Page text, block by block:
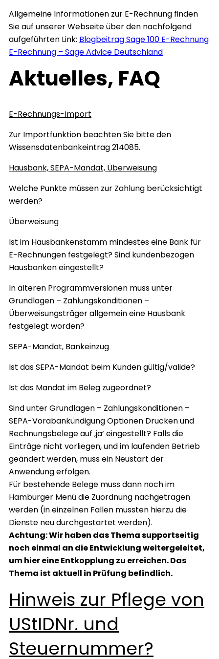
Allgemeine Informationen zur E-Rechnung finden
Sie auf unserer Webseite über den nachfolgend
aufgeführten Link: Blogbeitrag Sage 100 E-Rechnung
E-Rechnung – Sage Advice Deutschland
Aktuelles, FAQ
E-Rechnungs-Import
Zur Importfunktion beachten Sie bitte den
Wissensdatenbankeintrag 214085.
Hausbank, SEPA-Mandat, Überweisung
Welche Punkte müssen zur Zahlung berücksichtigt
werden?
Überweisung
Ist im Hausbankenstamm mindestes eine Bank für
E-Rechnungen festgelegt? Sind kundenbezogen
Hausbanken eingestellt?
In älteren Programmversionen muss unter
Grundlagen – Zahlungskonditionen –
Überweisungsträger allgemein eine Hausbank
festgelegt worden?
SEPA-Mandat, Bankeinzug
Ist das SEPA-Mandat beim Kunden gültig/valide?
Ist das Mandat im Beleg zugeordnet?
Sind unter Grundlagen – Zahlungskonditionen –
SEPA-Vorabankündigung Optionen Drucken und
Rechnungsbelege auf ‚ja‘ eingestellt? Falls die
Einträge nicht vorliegen, und im laufenden Betrieb
geändert werden, muss ein Neustart der
Anwendung erfolgen.
Für bestehende Belege muss dann noch im
Hamburger Menü die Zuordnung nachgetragen
werden (in einzelnen Fällen mussten hierzu die
Dienste neu durchgestartet werden).
Achtung: Wir haben das Thema supportseitig
noch einmal an die Entwicklung weitergeleitet,
um hier eine Entkopplung zu erreichen. Das
Thema ist aktuell in Prüfung befindlich.
Hinweis zur Pflege von
UStIDNr. und
Steuernummer?